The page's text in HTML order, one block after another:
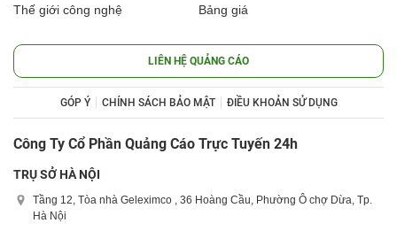
Thế giới công nghệ Bảng giá
LIÊN HỆ QUẢNG CÁO
GÓP Ý CHÍNH SÁCH BẢO MẬT ĐIỀU KHOẢN SỬ DỤNG
Công Ty Cổ Phần Quảng Cáo Trực Tuyến 24h
TRỤ SỞ HÀ NỘI
Tầng 12, Tòa nhà Geleximco , 36 Hoàng Cầu, Phường Ô chợ Dừa, Tp.
Hà Nội